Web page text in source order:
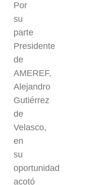
Por
su
parte
Presidente
de
AMEREF,
Alejandro
Gutiérrez
de
Velasco,
en
su
oportunidad
acotó